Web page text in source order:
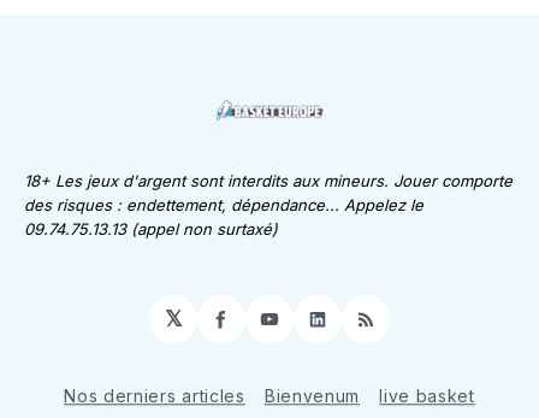
18+ Les jeux d'argent sont interdits aux mineurs. Jouer comporte
des risques : endettement, dépendance... Appelez le
09.74.75.13.13 (appel non surtaxé)
𝕏 Facebook
YouTube
LinkedIn
RSS
Nos derniers articles Bienvenum
live basket